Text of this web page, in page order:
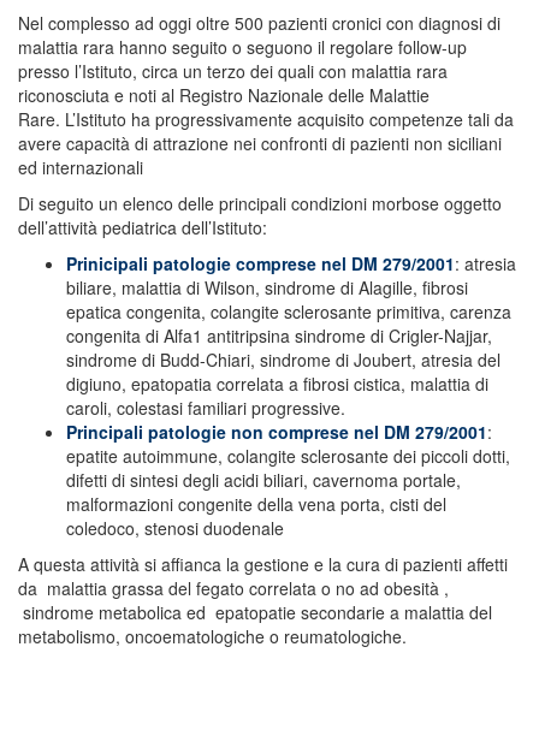
Nel complesso ad oggi oltre 500 pazienti cronici con diagnosi di
malattia rara hanno seguito o seguono il regolare follow-up
presso l’Istituto, circa un terzo dei quali con malattia rara
riconosciuta e noti al Registro Nazionale delle Malattie
Rare. L’Istituto ha progressivamente acquisito competenze tali da
avere capacità di attrazione nei confronti di pazienti non siciliani
ed internazionali
Di seguito un elenco delle principali condizioni morbose oggetto
dell’attività pediatrica dell’Istituto:
Prinicipali patologie comprese nel DM 279/2001: atresia
biliare, malattia di Wilson, sindrome di Alagille, fibrosi
epatica congenita, colangite sclerosante primitiva, carenza
congenita di Alfa1 antitripsina sindrome di Crigler-Najjar,
sindrome di Budd-Chiari, sindrome di Joubert, atresia del
digiuno, epatopatia correlata a fibrosi cistica, malattia di
caroli, colestasi familiari progressive.
Principali patologie non comprese nel DM 279/2001:
epatite autoimmune, colangite sclerosante dei piccoli dotti,
difetti di sintesi degli acidi biliari, cavernoma portale,
malformazioni congenite della vena porta, cisti del
coledoco, stenosi duodenale
A questa attività si affianca la gestione e la cura di pazienti affetti
da malattia grassa del fegato correlata o no ad obesità ,
sindrome metabolica ed epatopatie secondarie a malattia del
metabolismo, oncoematologiche o reumatologiche.